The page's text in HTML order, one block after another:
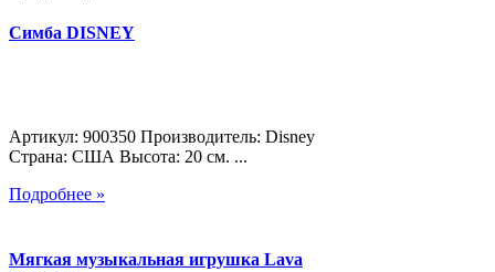
Симба DISNEY
Артикул: 900350 Производитель: Disney
Страна: США Высота: 20 см. ...
Подробнее »
Мягкая музыкальная игрушка Lava